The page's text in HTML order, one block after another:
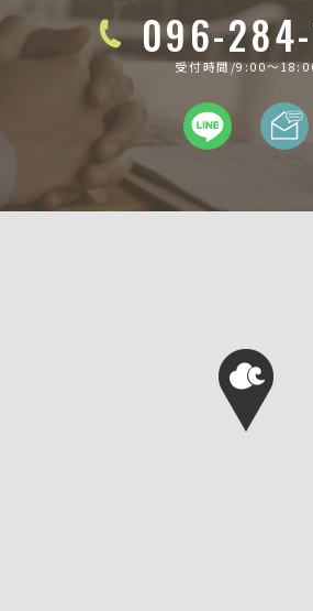
096-
受付時間/9:00〜